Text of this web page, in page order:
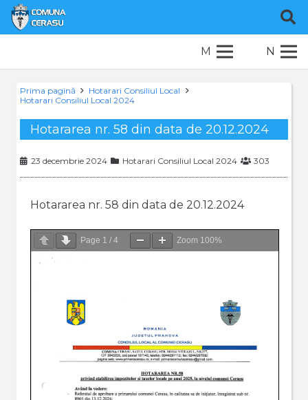
M N
Prima pagină
Hotarari Consiliul Local
Hotarari Consiliul Local 2024
Hotararea nr. 58 din data de 20.12.2024
23 decembrie 2024 Hotarari Consiliul Local 2024 303
Hotararea nr. 58 din data de 20.12.2024
Page 1 / 4 Zoom 100%